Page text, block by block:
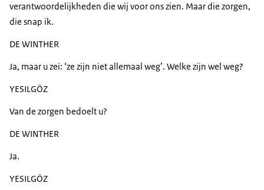
verantwoordelijkheden die wij voor ons zien. Maar die zorgen,
die snap ik.
DE WINTHER
Ja, maar u zei: ‘ze zijn niet allemaal weg’. Welke zijn wel weg?
YESILGÖZ
Van de zorgen bedoelt u?
DE WINTHER
Ja.
YESILGÖZ